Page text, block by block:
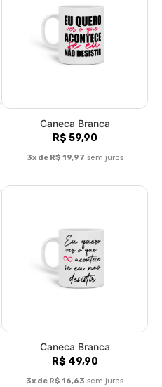
Caneca Branca
R$ 59,90
3x de R$ 19,97 sem juros
Caneca Branca
R$ 49,90
3x de R$ 16,63 sem juros